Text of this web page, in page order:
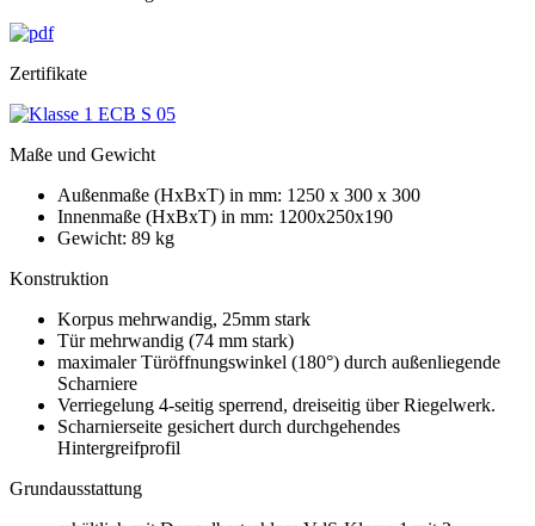
Zertifikate
Maße und Gewicht
Außenmaße (HxBxT) in mm: 1250 x 300 x 300
Innenmaße (HxBxT) in mm: 1200x250x190
Gewicht: 89 kg
Konstruktion
Korpus mehrwandig, 25mm stark
Tür mehrwandig (74 mm stark)
maximaler Türöffnungswinkel (180°) durch außenliegende
Scharniere
Verriegelung 4-seitig sperrend, dreiseitig über Riegelwerk.
Scharnierseite gesichert durch durchgehendes
Hintergreifprofil
Grundausstattung